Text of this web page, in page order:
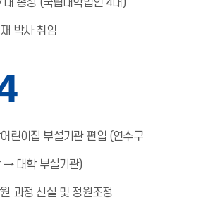
대 총장 (국립대학법인 4대)
박사 취임
린이집 부설기관 편입 (연수구
→ 대학 부설기관)
과정 신설 및 정원조정